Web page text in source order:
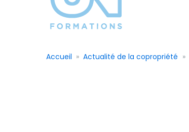
Accueil Actualité de la copropriété